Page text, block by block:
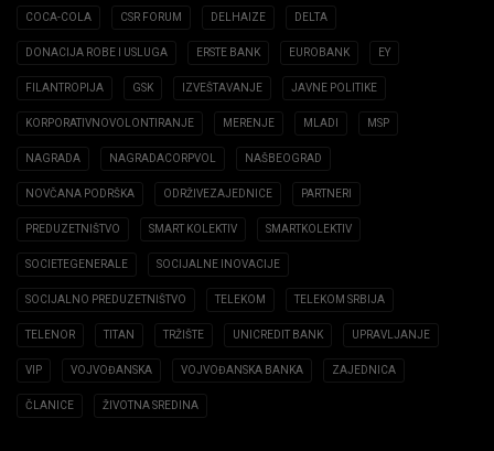
COCA-COLA CSR FORUM DELHAIZE DELTA
DONACIJA ROBE I USLUGA ERSTE BANK EUROBANK EY
FILANTROPIJA GSK IZVEŠTAVANJE JAVNE POLITIKE
KORPORATIVNOVOLONTIRANJE MERENJE MLADI MSP
NAGRADA NAGRADACORPVOL NAŠBEOGRAD
NOVČANA PODRŠKA ODRŽIVEZAJEDNICE PARTNERI
PREDUZETNIŠTVO SMART KOLEKTIV SMARTKOLEKTIV
SOCIETEGENERALE SOCIJALNE INOVACIJE
SOCIJALNO PREDUZETNIŠTVO TELEKOM TELEKOM SRBIJA
TELENOR TITAN TRŽIŠTE UNICREDIT BANK UPRAVLJANJE
VIP VOJVOĐANSKA VOJVOĐANSKA BANKA ZAJEDNICA
ČLANICE ŽIVOTNA SREDINA